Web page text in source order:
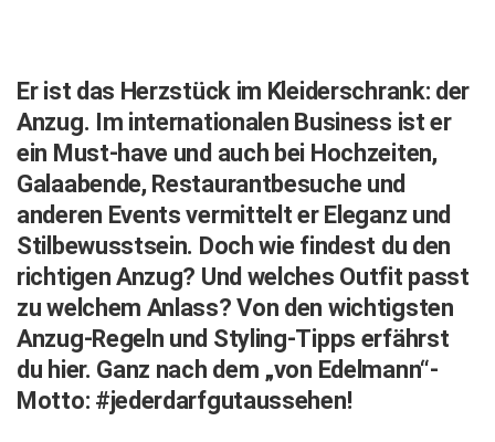
Kunst & Kultur
Lifestyle
Ausflug & Reise
Podcast
Top Branchen
SACHSEN IN PARIS
Er ist das Herzstück im Kleiderschrank: der
Anzug. Im internationalen Business ist er
ein Must-have und auch bei Hochzeiten,
Galaabende, Restaurantbesuche und
anderen Events vermittelt er Eleganz und
Stilbewusstsein. Doch wie findest du den
richtigen Anzug? Und welches Outfit passt
zu welchem Anlass? Von den wichtigsten
Anzug-Regeln und Styling-Tipps erfährst
du hier. Ganz nach dem „von Edelmann“-
Motto: #jederdarfgutaussehen!